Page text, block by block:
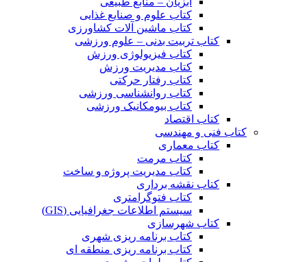
کتاب علوم و صنایع غذایی
کتاب ماشین آلات کشاورزی
کتاب تربیت بدنی – علوم ورزشی
کتاب فیزیولوژی ورزش
کتاب مدیریت ورزش
کتاب رفتار حرکتی
کتاب روانشناسی ورزشی
کتاب بیومکانیک ورزشی
کتاب اقتصاد
کتاب فنی و مهندسی
کتاب معماری
کتاب مرمت
کتاب مدیریت پروژه و ساخت
کتاب نقشه برداری
کتاب فتوگرامتری
سیستم اطلاعات جغرافیایی (GIS)
کتاب شهرسازی
کتاب برنامه ریزی شهری
کتاب برنامه ریزی منطقه ای